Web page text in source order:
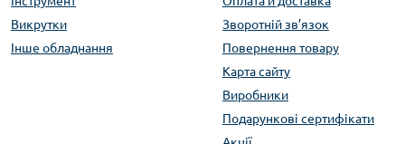
Викрутки
Інше обладнання
Зворотній зв’язок
Повернення товару
Карта сайту
Виробники
Подарункові сертифікати